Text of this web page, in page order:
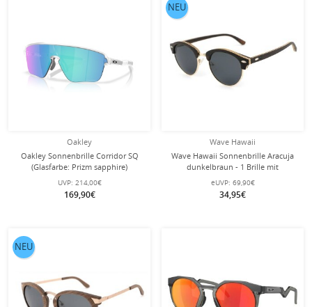
Oakley
Oakley Sonnenbrille Corridor SQ
(Glasfarbe: Prizm sapphire)
transparent matt - 1 Brille
UVP: 214,00€
169,90€
Wave Hawaii
Wave Hawaii Sonnenbrille Aracuja
dunkelbraun - 1 Brille mit
Schutzhülle
eUVP: 69,90€
34,95€
NEU
NEU